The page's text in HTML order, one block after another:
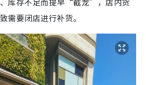
需要闭店进行补货。